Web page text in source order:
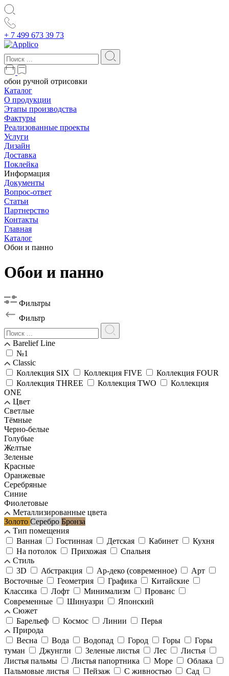
+ 7 499 673 39 73
обои ручной отрисовки
Каталог
О продукции
Этапы производства
Фактуры
Реализованные проекты
Услуги
Дизайн
Доставка
Поклейка
Информация
Документы
Вопрос-ответ
Статьи
Партнерство
Контакты
Главная
Каталог
Обои и панно
Обои и панно
Фильтры
Фильтр
Barelief Line
№1
Classic
Коллекция SIX
Коллекция FIVE
Коллекция FOUR
Коллекция THREE
Коллекция TWO
Коллекция
ONE
Цвет
Светлые
Тёмные
Черно-белые
Голубые
Желтые
Зеленые
Красные
Оранжевые
Серебряные
Синие
Фиолетовые
Металлизированные цвета
Золото Серебро Бронза
Тип помещения
Ванная
Гостинная Детская Кабинет
Кухня
На потолок
Прихожая
Спальня
Стиль
3D
Абстракция Ар-деко (современное)
Арт
Восточные
Геометрия Графика
Китайские
Классика
Лофт Минимализм
Прованс
Современные
Шинуазри
Японский
Сюжет
Барельеф
Космос Линии
Перья
Природа
Весна
Вода Водопад Город Горы
Горы
туман
Джунгли Зеленые листья Лес
Листья
Листья пальмы
Листья папортника Море
Облака
Пальмовые листья
Пейзаж С живностью
Сад